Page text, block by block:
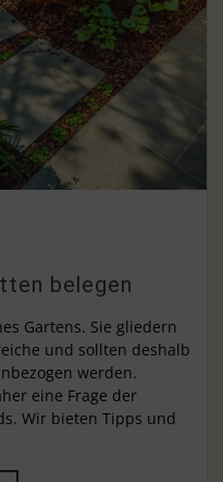
belegen
Gartens. Sie gliedern
und sollten deshalb
werden.
eine Frage der
Wir bieten Tipps und